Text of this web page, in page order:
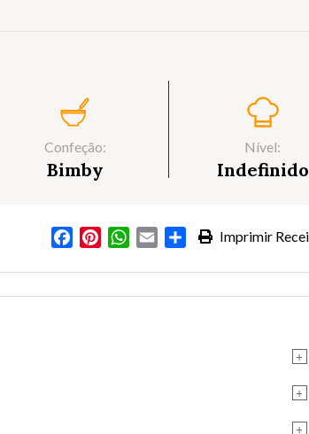
Confeção:
Bimby
Nível:
Indefinido
Imprimir
FacebookPinterestWhatsApp
Email Partilhar
+
+
+